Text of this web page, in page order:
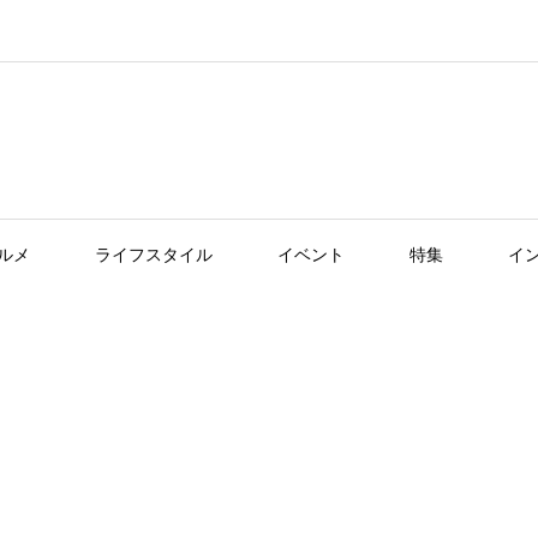
メ ライフスタイル イベント 特集 イ